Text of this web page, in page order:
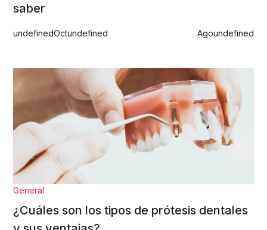
saber
undefinedOctundefined Agoundefined
General
¿Cuáles son los tipos de prótesis dentales